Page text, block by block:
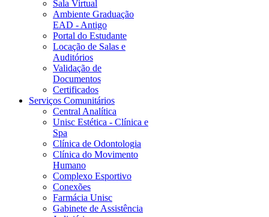
Sala Virtual
Ambiente Graduação
EAD - Antigo
Portal do Estudante
Locação de Salas e
Auditórios
Validação de
Documentos
Certificados
Serviços Comunitários
Central Analítica
Unisc Estética - Clínica e
Spa
Clínica de Odontologia
Clínica do Movimento
Humano
Complexo Esportivo
Conexões
Farmácia Unisc
Gabinete de Assistência